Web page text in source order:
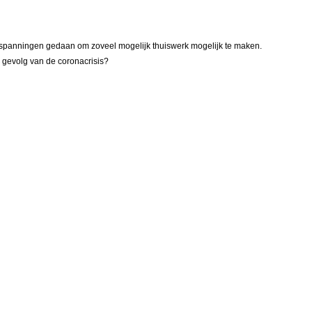
gedaan om zoveel mogelijk thuiswerk mogelijk te maken.
van de coronacrisis?